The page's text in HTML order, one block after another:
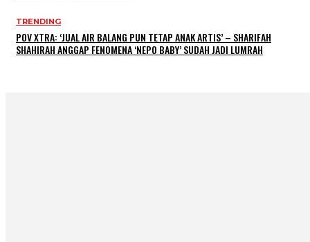
TRENDING
POV XTRA: ‘JUAL AIR BALANG PUN TETAP ANAK ARTIS’ – SHARIFAH
SHAHIRAH ANGGAP FENOMENA ‘NEPO BABY’ SUDAH JADI LUMRAH